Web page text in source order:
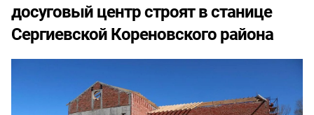
досуговый центр строят в станице
Сергиевской Кореновского района